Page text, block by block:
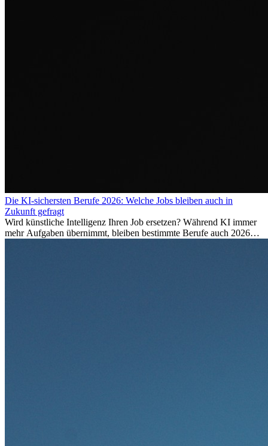
Die KI-sichersten Berufe 2026: Welche Jobs bleiben auch in
Zukunft gefragt
Wird künstliche Intelligenz Ihren Job ersetzen? Während KI immer
mehr Aufgaben übernimmt, bleiben bestimmte Berufe auch 2026